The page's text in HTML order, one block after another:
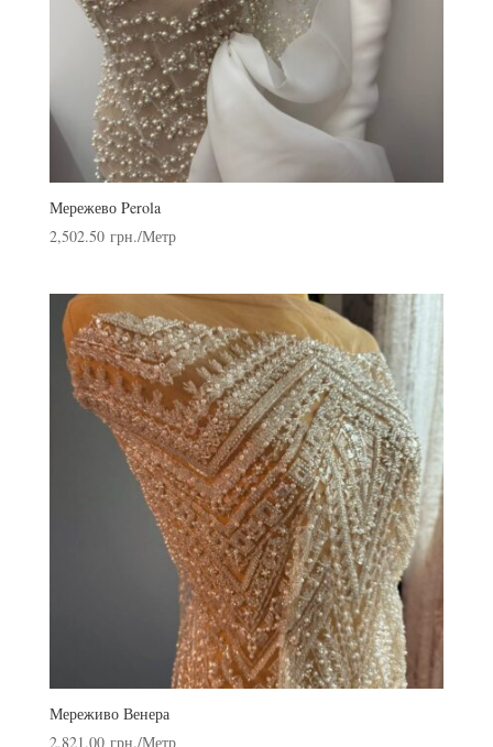
Мережево Perola
2,502.50 грн./Метр
Мереживо Венера
2,821.00 грн./Метр